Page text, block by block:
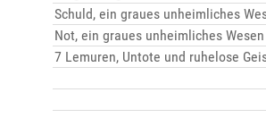
Schuld, ein graues unheimliches
Not, ein graues unheimliches Wesen
7 Lemuren, Untote und ruhelose